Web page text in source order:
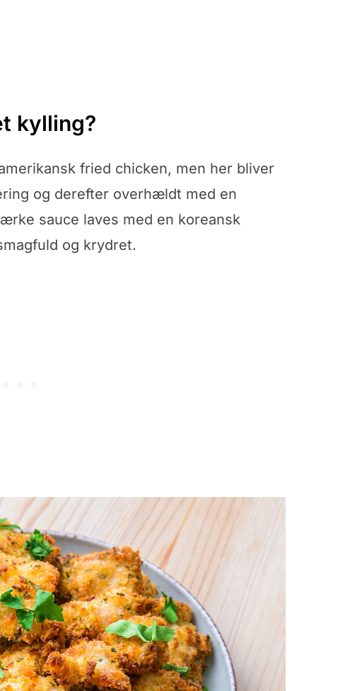
kylling?
fried chicken, men her bliver
og derefter overhældt med en
sauce laves med en koreansk
og krydret.